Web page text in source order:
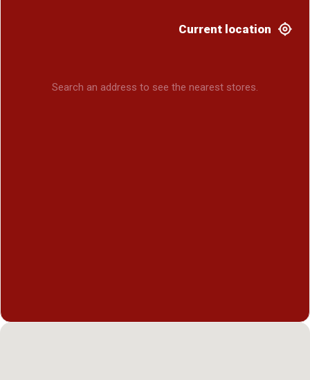
Current location
Search an address to see the nearest stores.